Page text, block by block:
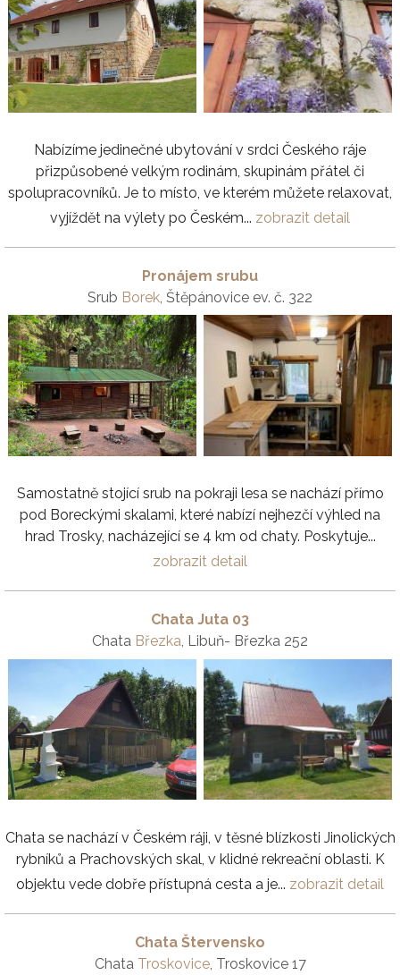
Nabízíme jedinečné ubytování v srdci Českého ráje
přizpůsobené velkým rodinám, skupinám přátel či
spolupracovníků. Je to místo, ve kterém můžete relaxovat,
vyjíždět na výlety po Českém... zobrazit detail
Pronájem srubu
Srub Borek, Štěpánovice ev. č. 322
Samostatně stojící srub na pokraji lesa se nachází přímo
pod Boreckými skalami, které nabízí nejhezčí výhled na
hrad Trosky, nacházející se 4 km od chaty. Poskytuje...
zobrazit detail
Chata Juta 03
Chata Březka, Libuň- Březka 252
Chata se nachází v Českém ráji, v těsné blízkosti Jinolických
rybníků a Prachovských skal, v klidné rekreační oblasti. K
objektu vede dobře přístupná cesta a je... zobrazit detail
Chata Štervensko
Chata Troskovice, Troskovice 17